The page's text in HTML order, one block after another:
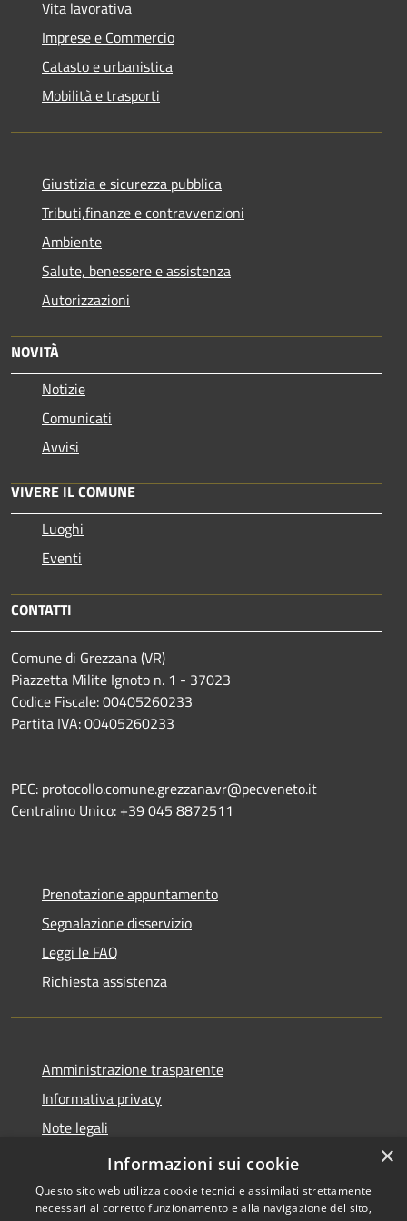
Vita lavorativa
Imprese e Commercio
Catasto e urbanistica
Mobilità e trasporti
Giustizia e sicurezza pubblica
Tributi,finanze e contravvenzioni
Ambiente
Salute, benessere e assistenza
Autorizzazioni
NOVITÀ
Notizie
Comunicati
Avvisi
VIVERE IL COMUNE
Luoghi
Eventi
CONTATTI
Comune di Grezzana (VR)
Piazzetta Milite Ignoto n. 1 - 37023
Codice Fiscale: 00405260233
Partita IVA: 00405260233
PEC: protocollo.comune.grezzana.vr@pecveneto.it
Centralino Unico: +39 045 8872511
Prenotazione appuntamento
Segnalazione disservizio
Leggi le FAQ
Richiesta assistenza
Amministrazione trasparente
Informativa privacy
Note legali
Dichiarazione di accessibilità
×
Informazioni sui cookie
Questo sito web utilizza cookie tecnici e assimilati strettamente
necessari al corretto funzionamento e alla navigazione del sito,